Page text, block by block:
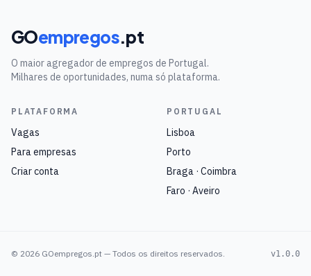
GOempregos.pt
O maior agregador de empregos de Portugal.
Milhares de oportunidades, numa só plataforma.
PLATAFORMA
Vagas
Para empresas
Criar conta
PORTUGAL
Lisboa
Porto
Braga · Coimbra
Faro · Aveiro
© 2026 GOempregos.pt — Todos os direitos reservados. v1.0.0